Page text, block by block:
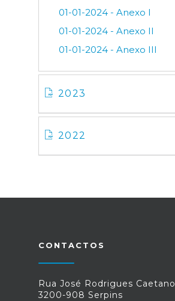
01-01-2024 - Anexo I
01-01-2024 - Anexo II
01-01-2024 - Anexo III
2023
2022
CONTACTOS
Rua José Rodrigues Caetano
3200-908 Serpins